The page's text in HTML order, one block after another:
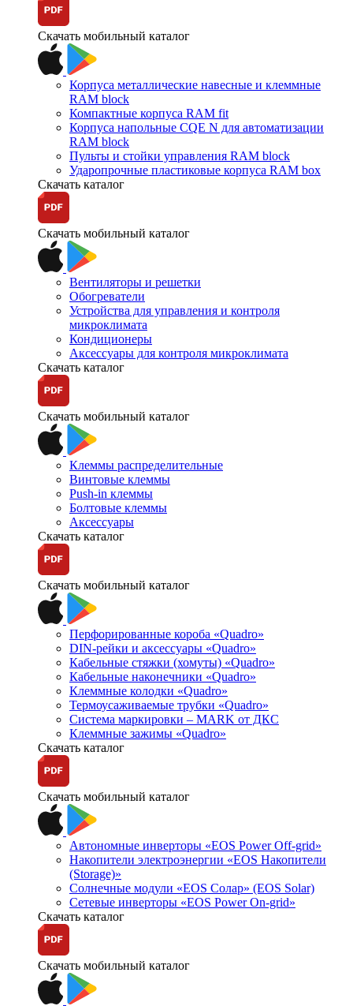
Скачать мобильный каталог
Корпуса металлические навесные и клеммные
RAM block
Компактные корпуса RAM fit
Корпуса напольные CQE N для автоматизации
RAM block
Пульты и стойки управления RAM block
Ударопрочные пластиковые корпуса RAM box
Скачать каталог
Скачать мобильный каталог
Вентиляторы и решетки
Обогреватели
Устройства для управления и контроля
микроклимата
Кондиционеры
Аксессуары для контроля микроклимата
Скачать каталог
Скачать мобильный каталог
Клеммы распределительные
Винтовые клеммы
Push-in клеммы
Болтовые клеммы
Аксессуары
Скачать каталог
Скачать мобильный каталог
Перфорированные короба «Quadro»
DIN-рейки и аксессуары «Quadro»
Кабельные стяжки (хомуты) «Quadro»
Кабельные наконечники «Quadro»
Клеммные колодки «Quadro»
Термоусаживаемые трубки «Quadro»
Система маркировки – MARK от ДКС
Клеммные зажимы «Quadro»
Скачать каталог
Скачать мобильный каталог
Автономные инверторы «EOS Power Off-grid»
Накопители электроэнергии «EOS Накопители
(Storage)»
Солнечные модули «EOS Солар» (EOS Solar)
Сетевые инверторы «EOS Power On-grid»
Скачать каталог
Скачать мобильный каталог